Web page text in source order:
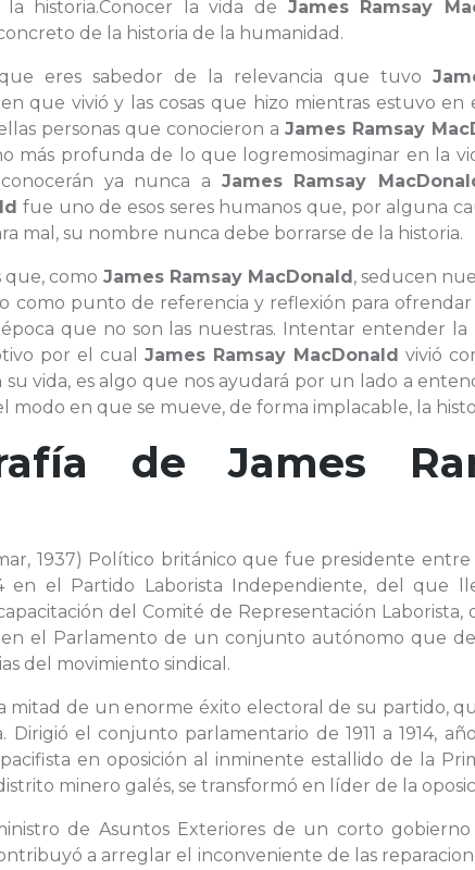
historia.Conocer la vida de James Ramsay
de la historia de la humanidad.
eres sabedor de la relevancia que tuvo
que vivió y las cosas que hizo mientras estuvo en
personas que conocieron a James Ramsay
más profunda de lo que logremosimaginar en la
ya nunca a James Ramsay
fue uno de esos seres humanos que, por alguna
mal, su nombre nunca debe borrarse de la historia.
que, como James Ramsay MacDonald, seducen
como punto de referencia y reflexión para
que no son las nuestras. Intentar entender la
por el cual James Ramsay MacDonald vivió
vida, es algo que nos ayudará por un lado a
modo en que se mueve, de forma implacable, la
deJames
1937) Político británico que fue presidente entre
en el Partido Laborista Independiente, del que
del Comité de Representación Laborista,
en el Parlamento de un conjunto autónomo que
del movimiento sindical.
mitad de un enorme éxito electoral de su partido,
el conjunto parlamentario de 1911 a 1914,
en oposición al inminente estallido de la
minero galés, se transformó en líder de la
de Asuntos Exteriores de un corto
a arreglar el inconveniente de las